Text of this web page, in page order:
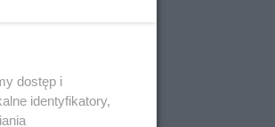
dostęp i
identyfikatory,